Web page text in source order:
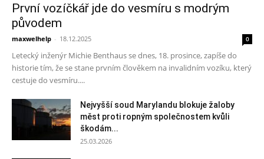
První vozíčkář jde do vesmíru s modrým
původem
maxwelhelp - 18.12.2025 0
Letecký inženýr Michie Benthaus se dnes, 18. prosince, zapíše do
historie tím, že se stane prvním člověkem na invalidním vozíku, který
cestuje do vesmíru....
Nejvyšší soud Marylandu blokuje žaloby
měst proti ropným společnostem kvůli
škodám...
25.03.2026